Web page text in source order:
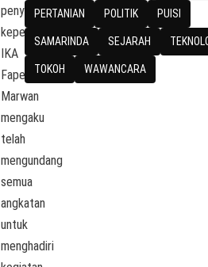
penyegaran
kepengurusan
IKA
Faperta,
Marwan
mengaku
telah
mengundang
semua
angkatan
untuk
menghadiri
PERTANIAN POLITIK PUISI
SAMARINDA SEJARAH
TOKOH WAWANCARA